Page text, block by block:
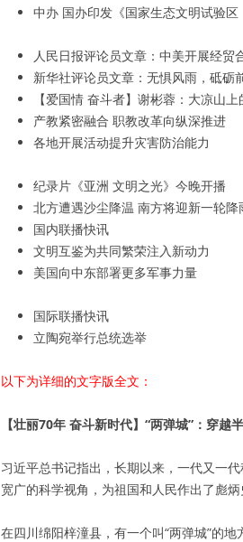
中办 国办印发《国家生态文明试验区
人民日报评论员文章：中美开展经贸
新华社评论员文章：无惧风雨，砥砺
【爱国情 奋斗者】谢彬蓉：大凉山上
产教紧密融合 职教改革向纵深推进
各地开展活动提升灾害防治能力
纪录片《亚洲 文明之光》今晚开播
北方遭遇沙尘降温 南方将迎新一轮降
国内联播快讯
文明互鉴为共同繁荣注入新动力
美国向中东部署更多军事力量
国际联播快讯
立陶宛举行总统选举
以下为详细的文字版全文：
【壮丽70年 奋斗新时代】“两弹城”：穿越
习近平总书记指出，长期以来，一代又一
宽广的科学视角，为祖国和人民作出了彪炳
在四川绵阳梓潼县，有一个叫“两弹城”的